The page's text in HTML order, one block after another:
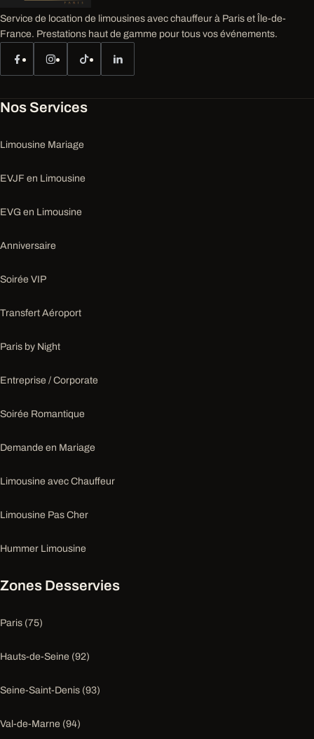
Service de location de limousines avec chauffeur à Paris et Île-de-
France. Prestations haut de gamme pour tous vos événements.
Nos Services
Limousine Mariage
EVJF en Limousine
EVG en Limousine
Anniversaire
Soirée VIP
Transfert Aéroport
Paris by Night
Entreprise / Corporate
Soirée Romantique
Demande en Mariage
Limousine avec Chauffeur
Limousine Pas Cher
Hummer Limousine
Zones Desservies
Paris (75)
Hauts-de-Seine (92)
Seine-Saint-Denis (93)
Val-de-Marne (94)